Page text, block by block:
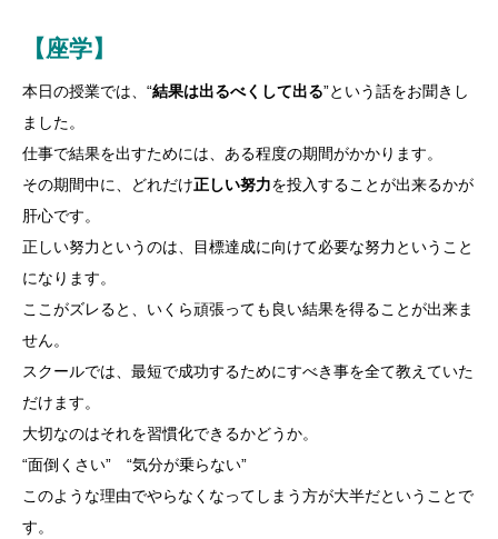
【座学】
本日の授業では、“結果は出るべくして出る”という話をお聞きし
ました。
仕事で結果を出すためには、ある程度の期間がかかります。
その期間中に、どれだけ正しい努力を投入することが出来るかが
肝心です。
正しい努力というのは、目標達成に向けて必要な努力ということ
になります。
ここがズレると、いくら頑張っても良い結果を得ることが出来ま
せん。
スクールでは、最短で成功するためにすべき事を全て教えていた
だけます。
大切なのはそれを習慣化できるかどうか。
“面倒くさい” “気分が乗らない”
このような理由でやらなくなってしまう方が大半だということで
す。